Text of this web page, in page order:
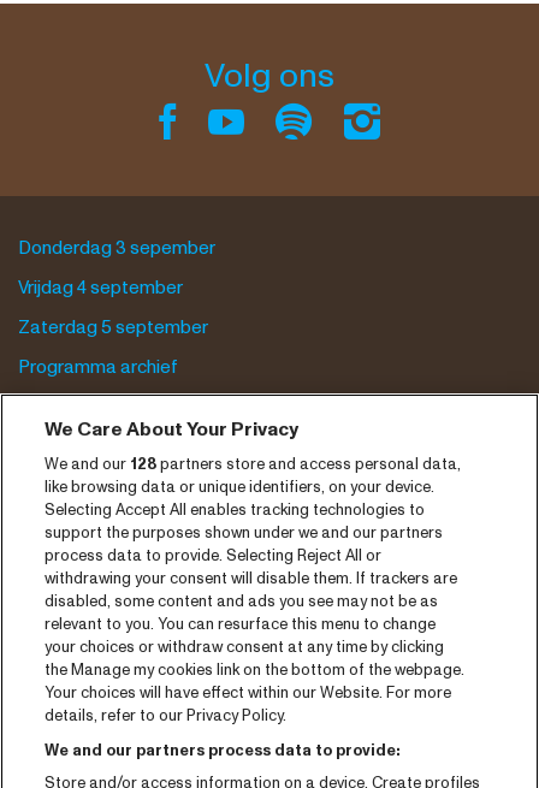
Volg ons
Donderdag 3 sepember
Vrijdag 4 september
Zaterdag 5 september
Programma archief
Tickets
Nieuws
Pers
Contact
CNSJ26 Spotify playlist
Facebook
Instagram
YouTube
Algemene voorwaarden
We Care About Your Privacy
We and our 128partners store and access personal data,
like browsing data or unique identifiers, on your device.
Selecting Accept All enables tracking technologies to
support the purposes shown under we and our partners
process data to provide. Selecting Reject All or
withdrawing your consent will disable them. If trackers are
disabled, some content and ads you see may not be as
relevant to you. You can resurface this menu to change
your choices or withdraw consent at any time by clicking
the Manage my cookies link on the bottom of the webpage.
Your choices will have effect within our Website. For more
details, refer to our Privacy Policy.
We and our partners process data to provide:
Store and/or access information on a device. Create profiles